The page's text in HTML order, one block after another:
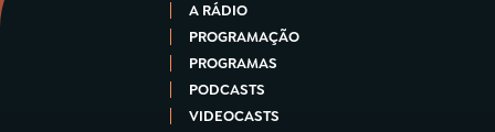
A RÁDIO
PROGRAMAÇÃO
PROGRAMAS
PODCASTS
VIDEOCASTS